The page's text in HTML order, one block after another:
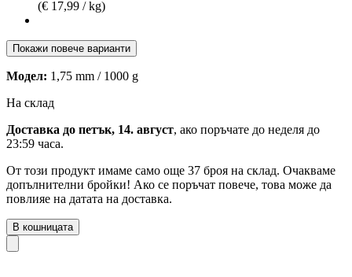
(€ 17,99 / kg)
Покажи повече варианти
Модел: 1,75 mm / 1000 g
На склад
Доставка до петък, 14. август, ако поръчате до неделя до
23:59 часа.
От този продукт имаме само още 37 броя на склад. Очакваме
допълнителни бройки! Ако се поръчат повече, това може да
повлияе на датата на доставка.
В кошницата